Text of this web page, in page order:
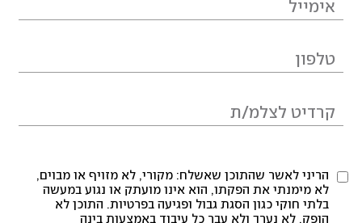
הריני לאשר שהתוכן שאשלח: מקורי, לא מזויף או מבוים,
לא מימנתי את הפקתו, הוא אינו מועתק או נגוע במעשה
בלתי חוקי כגון הסגת גבול ופגיעה בפרטיות. התוכן לא
הופק, לא נערך ולא עבר כל עיבוד באמצעות בינה